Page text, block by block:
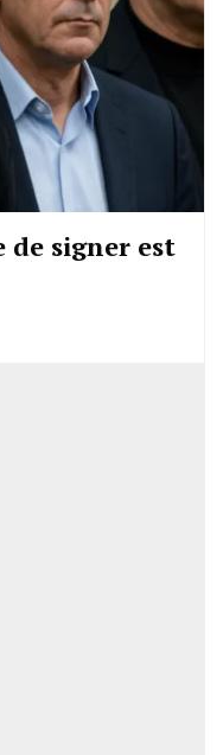
de signer est